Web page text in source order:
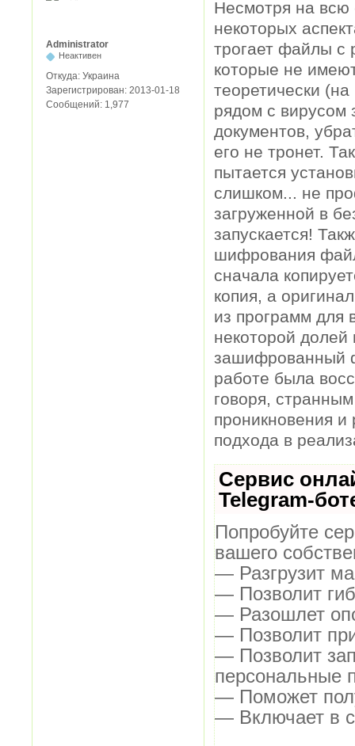
Administrator
Неактивен
Откуда: Украина
Зарегистрирован: 2013-01-18
Сообщений: 1,977
Несмотря на всю
некоторых
трогает файлы с
которые не
теоретически
рядом с вирусом
документов,
его не тронет.
пытается
слишком... не
загруженной в
запускается!
шифрования
сначала
копия, а
из программ для
некоторой долей
зашифрованный
работе была
говоря,
проникновения и
подхода в
Сервис
Telegram-
Попробуйте
вашего
— Разгрузит
— Позволит
— Разошлет
— Позволит
— Позволит
персональные
— Поможет
— Включает в